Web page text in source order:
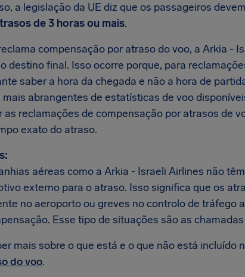
a legislação da UE diz que os passageiros
de 3 horas ou mais.
compensação por atraso do voo, a Arkia -
destino final. Isso ocorre porque, para
saber a hora da chegada e não a hora de
mais abrangentes de estatísticas de voo
as reclamações de compensação por atrasos de
exato do atraso.
aéreas como a Arkia - Israeli Airlines não
externo para o atraso. Isso significa que os
no aeroporto ou greves no controlo de tráfego
Esse tipo de situações são as chamadas
mais sobre o que está e o que não está incluído
do voo.